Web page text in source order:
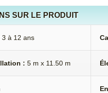
SUR LE PRODUIT
3 à 12 ans
: 5 m x 11.50 m